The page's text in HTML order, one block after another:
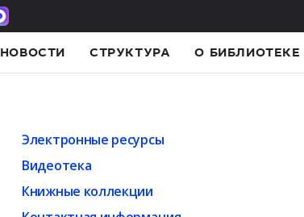
НОВОСТИ СТРУКТУРА О БИБЛИОТЕКЕ
Электронные ресурсы
Видеотека
Книжные коллекции